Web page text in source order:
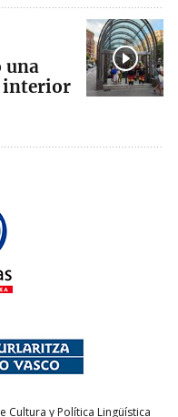
una
interior
Cultura y Política Lingüística